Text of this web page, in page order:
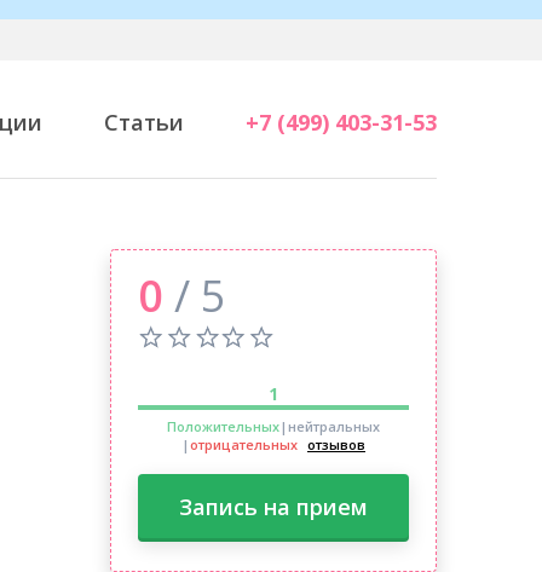
Статьи +7 (499) 403-31-53
0 / 5
1
Положительных|нейтральных
| отрицательных отзывов
Запись на прием